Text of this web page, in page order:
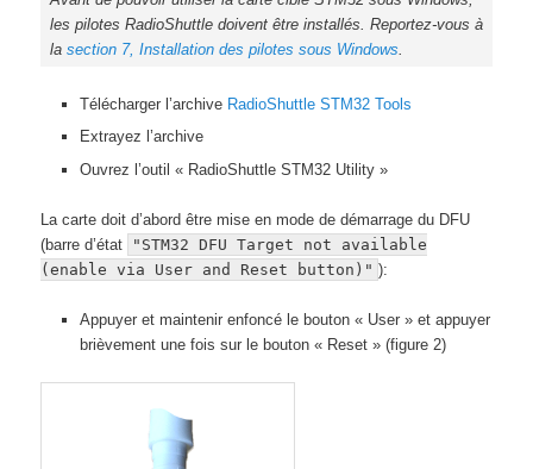
les pilotes RadioShuttle doivent être installés. Reportez-vous à
la section 7, Installation des pilotes sous Windows
Télécharger l’archive RadioShuttle STM32 Tools
Extrayez l’archive
Ouvrez l’outil « RadioShuttle STM32 Utility »
La carte doit d’abord être mise en mode de démarrage du DFU
(barre d’état
"STM32 DFU Target not available
(enable via User and Reset button)" ):
Appuyer et maintenir enfoncé le bouton « User » et appuyer
brièvement une fois sur le bouton « Reset » (figure 2)